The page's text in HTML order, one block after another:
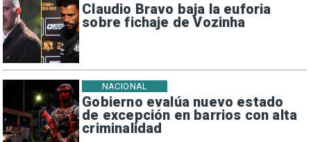
Claudio Bravo baja la euforia
sobre fichaje de Vozinha
Gobierno evalúa nuevo estado
de excepción en barrios con alta
criminalidad
NACIONAL